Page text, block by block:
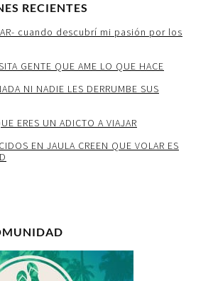
RECIENTES
cuando descubrí mi pasión por los
GENTE QUE AME LO QUE HACE
NI NADIE LES DERRUMBE SUS
ERES UN ADICTO A VIAJAR
EN JAULA CREEN QUE VOLAR ES